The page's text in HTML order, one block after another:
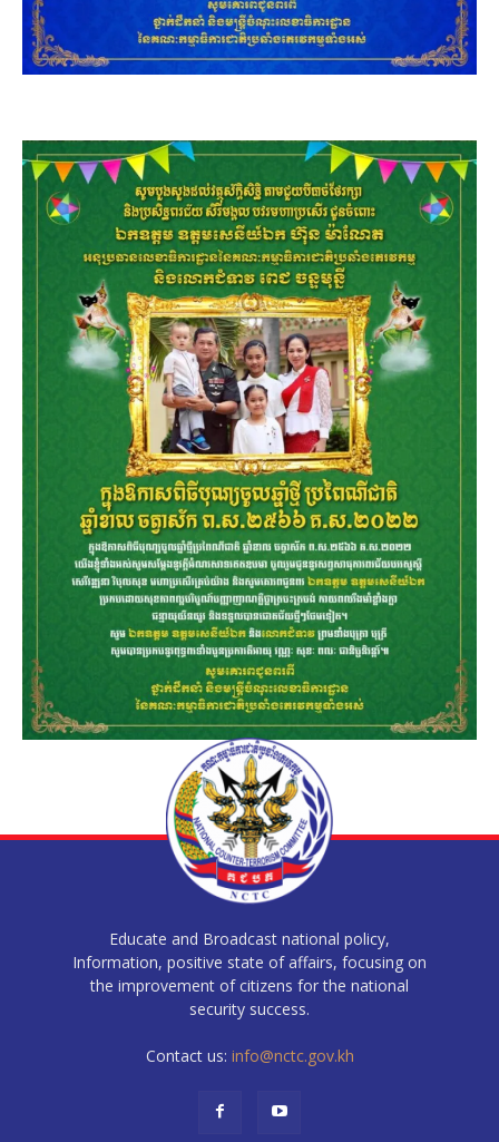
Educate and Broadcast national policy,
Information, positive state of affairs, focusing on
the improvement of citizens for the national
security success.
Contact us: info@nctc.gov.kh